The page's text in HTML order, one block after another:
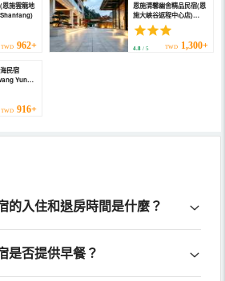
恩施雲龍地
縫店) (Xiayu Shanfang)
TWD 962+
恩施清馨幽舍精品民宿(恩
施大峽谷返程中心店)
(Exquisite B & B in
Qingxin YouSHE, Enshi)
4.8/ 5 TWD 1,300+
民宿
Yunhai
TWD 916+
的入住和退房時間是什麼？
是否提供早餐？